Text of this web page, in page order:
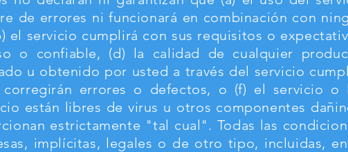
de errores ni funcionará en combinación con
el servicio cumplirá con sus requisitos o
o confiable, (d) la calidad de cualquier
u obtenido por usted a través del servicio
errores o defectos, o (f) el servicio o
están libres de virus u otros componentes
estrictamente "tal cual". Todas las
implícitas, legales o de otro tipo, incluidas,